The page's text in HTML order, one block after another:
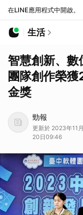
在LINE應用程式中開啟。
生活
智慧創新、
團隊創作榮
金獎
勁報
更新於 2023年11
20日09:46